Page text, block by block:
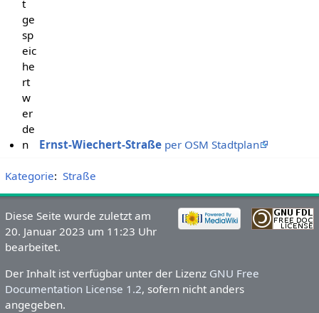
t
ge
sp
eic
he
rt
w
er
de
n
Ernst-Wiechert-Straße per OSM Stadtplan
Kategorie: Straße
Diese Seite wurde zuletzt am
20. Januar 2023 um 11:23 Uhr
bearbeitet.
Der Inhalt ist verfügbar unter der Lizenz GNU Free
Documentation License 1.2, sofern nicht anders
angegeben.